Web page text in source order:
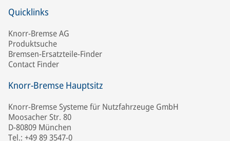
Quicklinks
Knorr-Bremse AG
Produktsuche
Bremsen-Ersatzteile-Finder
Contact Finder
Knorr-Bremse Hauptsitz
Knorr-Bremse Systeme für Nutzfahrzeuge GmbH
Moosacher Str. 80
D-80809 München
Tel.: +49 89 3547-0